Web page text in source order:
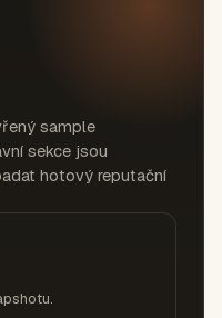
sample
sekce jsou
hotový reputační